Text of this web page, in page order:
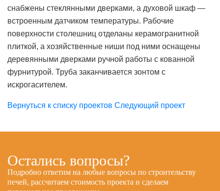
снабжены стеклянными дверками, а духовой шкаф —
встроенным датчиком температуры. Рабочие
поверхности столешниц отделаны керамогранитной
плиткой, а хозяйственные ниши под ними оснащены
деревянными дверками ручной работы с кованной
фурнитурой. Труба заканчивается зонтом с
искрогасителем.
Вернуться к списку проектов Следующий проект
Остались вопросы?
Подробно ответим на любые вопросы по строительству
печей, рассчитаем стоимость проекта и сделаем